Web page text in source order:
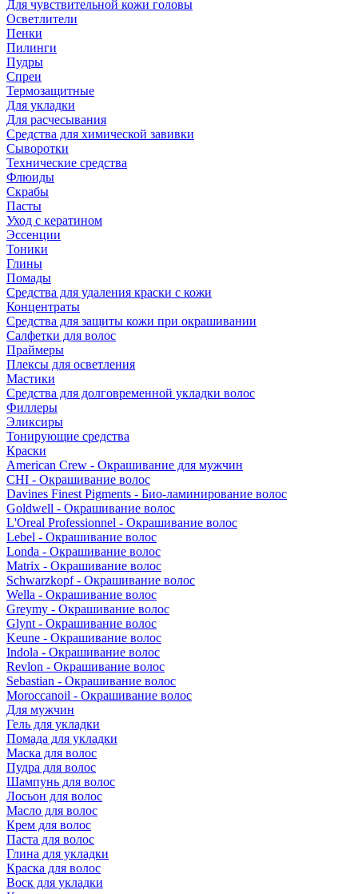
Для чувствительной кожи головы
Осветлители
Пенки
Пилинги
Пудры
Спреи
Термозащитные
Для укладки
Для расчесывания
Средства для химической завивки
Сыворотки
Технические средства
Флюиды
Скрабы
Пасты
Уход с кератином
Эссенции
Тоники
Глины
Помады
Средства для удаления краски с кожи
Концентраты
Средства для защиты кожи при окрашивании
Салфетки для волос
Праймеры
Плексы для осветления
Мастики
Средства для долговременной укладки волос
Филлеры
Эликсиры
Тонирующие средства
Краски
American Crew - Окрашивание для мужчин
CHI - Окрашивание волос
Davines Finest Pigments - Био-ламинирование волос
Goldwell - Окрашивание волос
L'Oreal Professionnel - Окрашивание волос
Lebel - Окрашивание волос
Londa - Окрашивание волос
Matrix - Окрашивание волос
Schwarzkopf - Окрашивание волос
Wella - Окрашивание волос
Greymy - Окрашивание волос
Glynt - Окрашивание волос
Keune - Окрашивание волос
Indola - Окрашивание волос
Revlon - Окрашивание волос
Sebastian - Окрашивание волос
Moroccanoil - Окрашивание волос
Для мужчин
Гель для укладки
Помада для укладки
Маска для волос
Пудра для волос
Шампунь для волос
Лосьон для волос
Масло для волос
Крем для волос
Паста для волос
Глина для укладки
Краска для волос
Воск для укладки